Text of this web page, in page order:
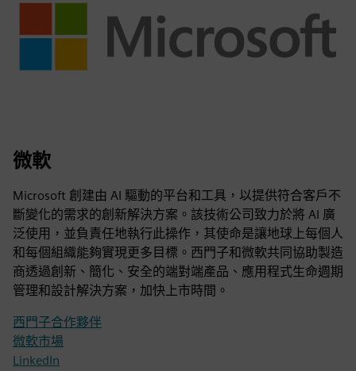
微軟
Microsoft 創建由 AI 驅動的平台和工具，以提供符合客戶不
斷變化的需求的創新解決方案。該技術公司致力於將 AI 廣
泛使用，並負責任地執行此操作，其使命是讓地球上每個人
和每個組織能夠實現更多目標。西門子和微軟共同協助製造
商透過創新、簡化、安全的端對端產品、應用程式生命週期
管理和設計解決方案，加快上市時間。
西門子合作夥伴
微軟市場
LinkedIn